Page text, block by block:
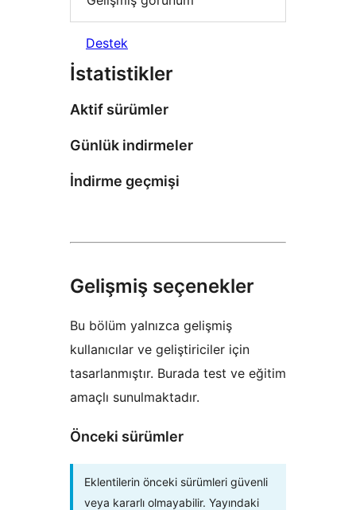
Destek
İstatistikler
Aktif sürümler
Günlük indirmeler
İndirme geçmişi
Gelişmiş seçenekler
Bu bölüm yalnızca gelişmiş
kullanıcılar ve geliştiriciler için
tasarlanmıştır. Burada test ve eğitim
amaçlı sunulmaktadır.
Önceki sürümler
Eklentilerin önceki sürümleri güvenli
veya kararlı olmayabilir. Yayındaki